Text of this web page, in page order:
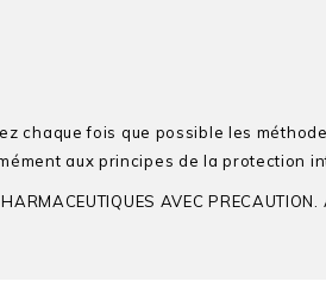
chaque fois que possible les
aux principes de la protection
AVEC PRECAUTION.